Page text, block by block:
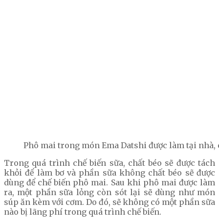
Phô mai trong món Ema Datshi được làm tại nhà,
Trong quá trình chế biến sữa, chất béo sẽ được tách
khỏi để làm bơ và phần sữa không chất béo sẽ được
dùng để chế biến phô mai. Sau khi phô mai được làm
ra, một phần sữa lỏng còn sót lại sẽ dùng như món
súp ăn kèm với cơm. Do đó, sẽ không có một phần sữa
nào bị lãng phí trong quá trình chế biến.